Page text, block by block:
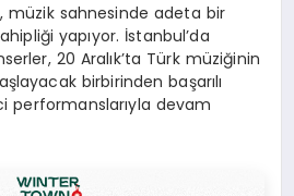
müzik sahnesinde adeta bir
yapıyor. İstanbul’da
20 Aralık’ta Türk müziğinin
birbirinden başarılı
performanslarıyla devam